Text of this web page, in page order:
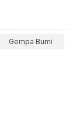
Gempa Bumi